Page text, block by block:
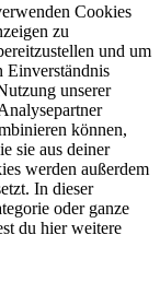
Cookies
zu
und um
Einverständnis
unserer
können,
sie aus deiner
werden außerdem
In dieser
oder ganze
du hier weitere